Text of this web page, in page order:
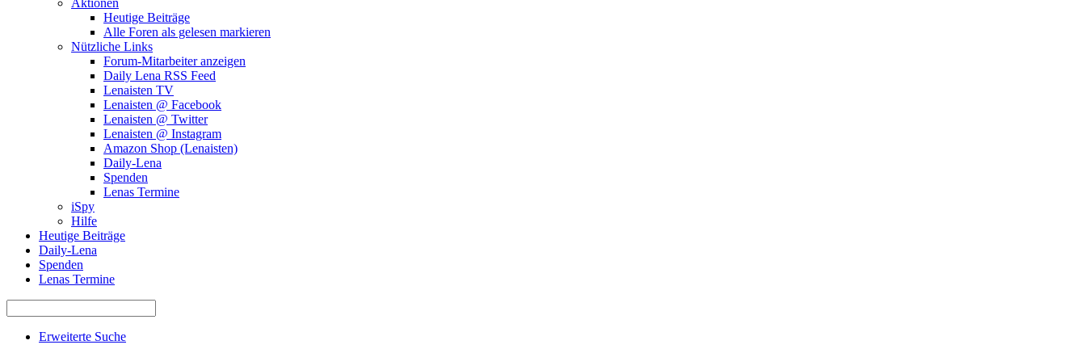
Heutige Beiträge
Alle Foren als gelesen markieren
Nützliche Links
Forum-Mitarbeiter anzeigen
Daily Lena RSS Feed
Lenaisten TV
Lenaisten @ Facebook
Lenaisten @ Twitter
Lenaisten @ Instagram
Amazon Shop (Lenaisten)
Daily-Lena
Spenden
Lenas Termine
iSpy
Hilfe
Heutige Beiträge
Daily-Lena
Spenden
Lenas Termine
Erweiterte Suche